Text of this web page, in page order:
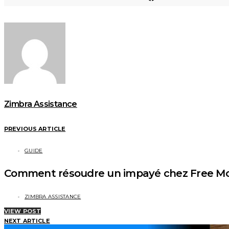
Zimbra Assistance
PREVIOUS ARTICLE
GUIDE
Comment résoudre un impayé chez Free
ZIMBRA ASSISTANCE
VIEW POST
NEXT ARTICLE